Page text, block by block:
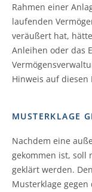
Rahmen einer
laufenden
veräußert hat,
Anleihen oder das
Hinweis auf
MUSTERKLAGE
Nachdem eine
gekommen ist, soll
geklärt werden.
Musterklage gegen